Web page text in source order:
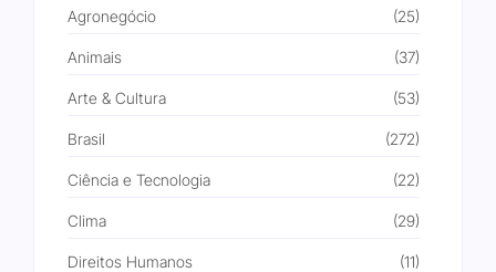
Agronegócio (25)
Animais (37)
Arte & Cultura (53)
Brasil (272)
Ciência e Tecnologia (22)
Clima (29)
Direitos Humanos (11)